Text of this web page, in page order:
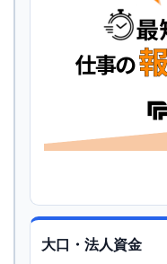
大口・法人資金